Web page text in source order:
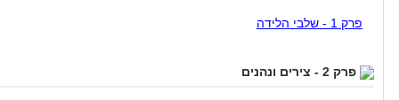
פרק 1 - שלבי הלידה
פרק 2 - צירים ונהנים